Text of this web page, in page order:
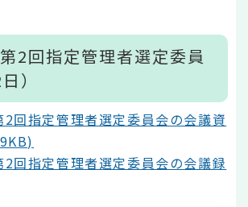
2回指定管理者選定委員
）
回指定管理者選定委員会の会議資
回指定管理者選定委員会の会議録